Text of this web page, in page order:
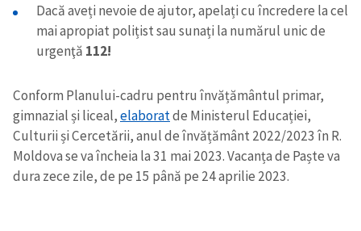
Dacă aveți nevoie de ajutor, apelați cu încredere la cel
mai apropiat polițist sau sunați la numărul unic de
urgenţă 112!
Conform Planului-cadru pentru învățământul primar,
gimnazial și liceal,elaboratde Ministerul Educației,
Culturii și Cercetării, anul de învățământ 2022/2023 în R.
Moldova se va încheia la 31 mai 2023. Vacanța de Paște va
dura zece zile, de pe 15 până pe 24 aprilie 2023.